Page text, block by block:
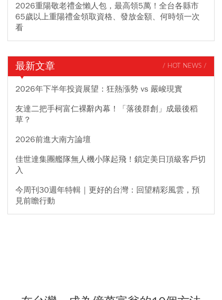
2026重陽敬老禮金懶人包，最高領5萬！全台各縣市
65歲以上重陽禮金領取資格、發放金額、何時領一次
看
最新文章 / HOT NEWS /
2026年下半年投資展望：狂熱漲勢 vs 嚴峻現實
友達二把手柯富仁裸辭內幕！「落後群創」成最後稻
草？
2026前進大南方論壇
佳世達集團艦隊無人機小隊起飛！鎖定美日頂級客戶切
入
今周刊30週年特輯｜更好的台灣：回望精彩風雲，預
見前瞻行動